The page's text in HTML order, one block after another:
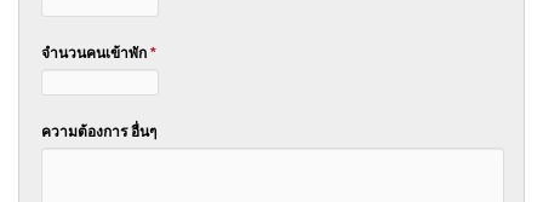
จำนวนคนเข้าพัก *
ความต้องการ อื่นๆ